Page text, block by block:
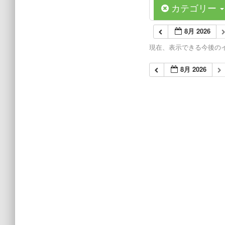
カテゴリー
8月 2026
現在、表示できる今後の
8月 2026